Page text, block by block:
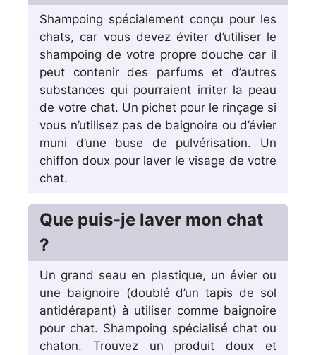
Shampoing spécialement conçu pour les
chats, car vous devez éviter d’utiliser le
shampoing de votre propre douche car il
peut contenir des parfums et d’autres
substances qui pourraient irriter la peau
de votre chat. Un pichet pour le rinçage si
vous n’utilisez pas de baignoire ou d’évier
muni d’une buse de pulvérisation. Un
chiffon doux pour laver le visage de votre
chat.
Que puis-je laver mon chat
?
Un grand seau en plastique, un évier ou
une baignoire (doublé d’un tapis de sol
antidérapant) à utiliser comme baignoire
pour chat. Shampoing spécialisé chat ou
chaton. Trouvez un produit doux et